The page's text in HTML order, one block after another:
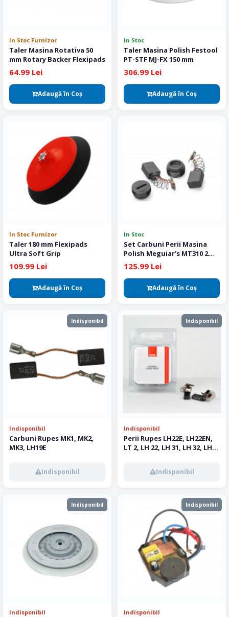
In Stoc Furnizor
Taler Masina Rotativa 50
mm Rotary Backer Flexipads
64.99 Lei
Adaugă în Coş
In Stoc
Taler Masina Polish Festool
PT-STF MJ-FX 150 mm
306.99 Lei
Adaugă în Coş
In Stoc Furnizor
Taler 180 mm Flexipads
Ultra Soft Grip
109.99 Lei
Adaugă în Coş
In Stoc
Set Carbuni Perii Masina
Polish Meguiar's MT310 2
buc
125.99 Lei
Adaugă în Coş
Indisponibil
Indisponibil
Carbuni Rupes MK1, MK2,
MK3, LH19E
Indisponibil
Indisponibil
Indisponibil
Perii Rupes LH22E, LH22EN,
LT 2, LH 22, LH 31, LH 32, LH
Indisponibil
Indisponibil
Indisponibil
Indisponibil
Indisponibil